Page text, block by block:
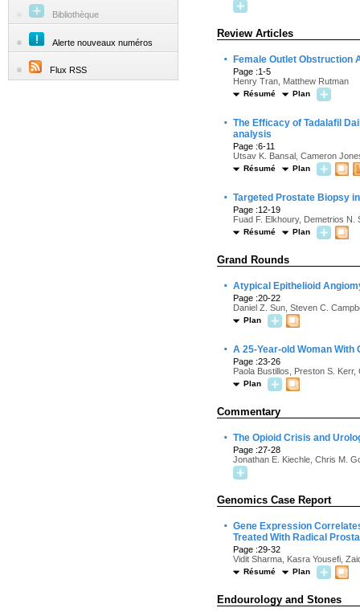
Bibliothèque
Alerte nouveaux numéros
Flux RSS
Review Articles
· Female Outlet Obstruction
Page :1-5
Henry Tran, Matthew Rutman
Résumé Plan
· The Efficacy of Tadalafil
analysis
Page :6-11
Utsav K. Bansal, Cameron
Résumé Plan
· Targeted Prostate Biopsy
Page :12-19
Fuad F. Elkhoury, Demetrios N.
Résumé Plan
Grand Rounds
· Atypical Epithelioid
Page :20-22
Daniel Z. Sun, Steven C.
Plan
· A 25-Year-old Woman With
Page :23-26
Paola Bustillos, Preston S.
Plan
Commentary
· The Opioid Crisis and
Page :27-28
Jonathan E. Kiechle, Chris M.
Genomics Case Report
· Gene Expression
Treated With Radical
Page :29-32
Vidit Sharma, Kasra Yousefi,
Résumé Plan
Endourology and Stones